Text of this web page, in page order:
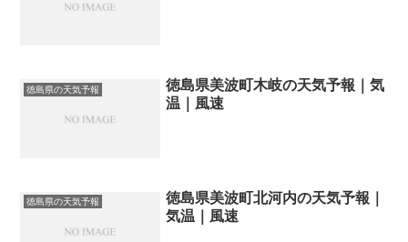
徳島県の天気予報
徳島県美波町木岐の天気予報｜気
温｜風速
徳島県の天気予報
徳島県美波町北河内の天気予報｜
気温｜風速